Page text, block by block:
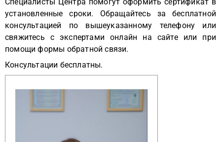
установленные сроки. Обращайтесь за бесплатной
консультацией по вышеуказанному телефону или
свяжитесь с экспертами онлайн на сайте или при
помощи формы обратной связи.
Консультации бесплатны.